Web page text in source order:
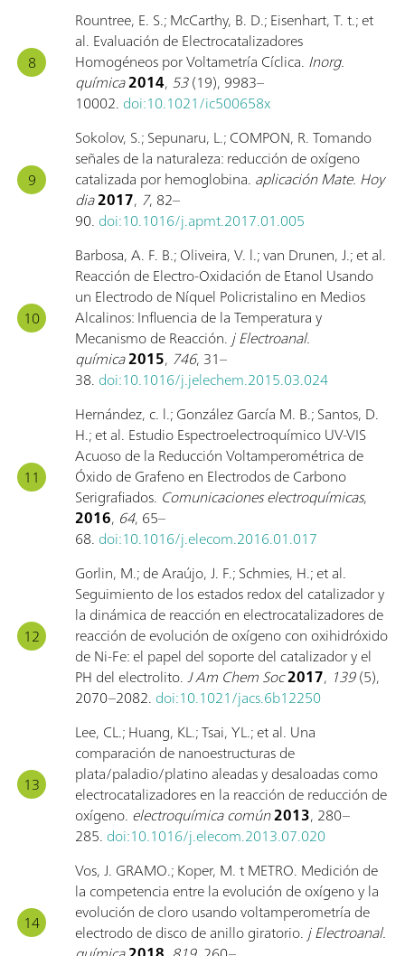
Rountree, E. S.; McCarthy, B. D.; Eisenhart, T. t.; et
al. Evaluación de Electrocatalizadores
Homogéneos por Voltametría Cíclica. Inorg.
química2014, 53(19), 9983–
10002. doi:10.1021/ic500658x
Sokolov, S.; Sepunaru, L.; COMPON, R. Tomando
señales de la naturaleza: reducción de oxígeno
catalizada por hemoglobina. aplicación Mate. Hoy
dia2017, 7, 82–
90. doi:10.1016/j.apmt.2017.01.005
Barbosa, A. F. B.; Oliveira, V. l.; van Drunen, J.; et al.
Reacción de Electro-Oxidación de Etanol Usando
un Electrodo de Níquel Policristalino en Medios
Alcalinos: Influencia de la Temperatura y
Mecanismo de Reacción. j Electroanal.
química2015, 746, 31–
38. doi:10.1016/j.jelechem.2015.03.024
Hernández, c. l.; González García M. B.; Santos, D.
H.; et al. Estudio Espectroelectroquímico UV-VIS
Acuoso de la Reducción Voltamperométrica de
Óxido de Grafeno en Electrodos de Carbono
Serigrafiados. Comunicaciones electroquímicas,
2016, 64, 65–
68. doi:10.1016/j.elecom.2016.01.017
Gorlin, M.; de Araújo, J. F.; Schmies, H.; et al.
Seguimiento de los estados redox del catalizador y
la dinámica de reacción en electrocatalizadores de
reacción de evolución de oxígeno con oxihidróxido
de Ni-Fe: el papel del soporte del catalizador y el
PH del electrolito.J Am Chem Soc2017, 139(5),
2070–2082. doi:10.1021/jacs.6b12250
Lee, CL.; Huang, KL.; Tsai, YL.; et al. Una
comparación de nanoestructuras de
plata/paladio/platino aleadas y desaloadas como
electrocatalizadores en la reacción de reducción de
oxígeno. electroquímica común2013, 280–
285. doi:10.1016/j.elecom.2013.07.020
Vos, J. GRAMO.; Koper, M. t METRO. Medición de
la competencia entre la evolución de oxígeno y la
evolución de cloro usando voltamperometría de
electrodo de disco de anillo giratorio. j Electroanal.